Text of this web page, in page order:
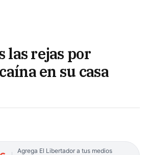
las rejas por
en su casa
Agrega El Libertador a tus medios